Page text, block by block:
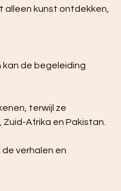
alleen kunst ontdekken,
Afrika en Pakistan.